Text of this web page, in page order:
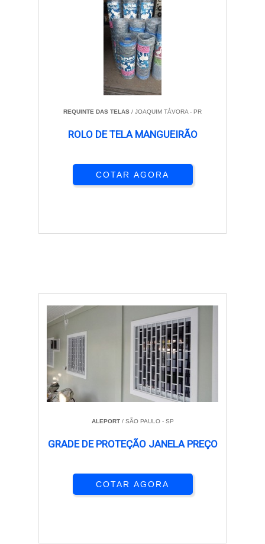
REQUINTE DAS TELAS / JOAQUIM TÁVORA - PR
ROLO DE TELA MANGUEIRÃO
COTAR AGORA
ALEPORT/ SÃO PAULO - SP
GRADE DE PROTEÇÃO JANELA PREÇO
COTAR AGORA